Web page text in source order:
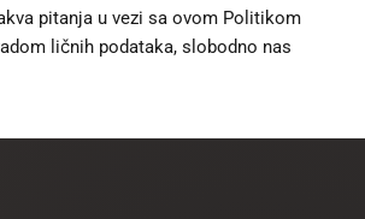
pitanja u vezi sa ovom Politikom
ličnih podataka, slobodno nas